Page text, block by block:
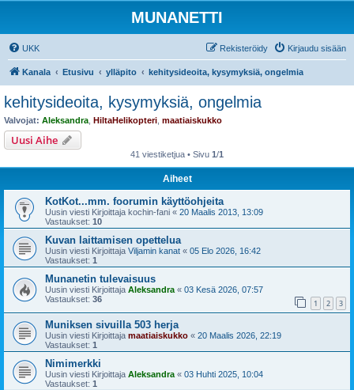
MUNANETTI
UKK Kirjaudu sisään
Rekisteröidy
Kanala Etusivu ylläpito kehitysideoita, kysymyksiä, ongelmia
kehitysideoita, kysymyksiä, ongelmia
Valvojat: Aleksandra HiltaHelikopteri maatiaiskukko
Uusi Aihe
41 viestiketjua • Sivu 1/1
Aiheet
KotKot...mm. foorumin käyttöohjeita
Uusin viesti Kirjoittaja kochin-fani « 20 Maalis 2013, 13:09
Vastaukset: 10
Kuvan laittamisen opettelua
Uusin viesti Kirjoittaja Viljamin kanat « 05 Elo 2026, 16:42
Vastaukset: 1
Munanetin tulevaisuus
Uusin viesti Kirjoittaja Aleksandra « 03 Kesä 2026, 07:57
Vastaukset: 36 1 2 3
Muniksen sivuilla 503 herja
Uusin viesti Kirjoittaja maatiaiskukko « 20 Maalis 2026, 22:19
Vastaukset: 1
Nimimerkki
Uusin viesti Kirjoittaja Aleksandra « 03 Huhti 2025, 10:04
Vastaukset: 1